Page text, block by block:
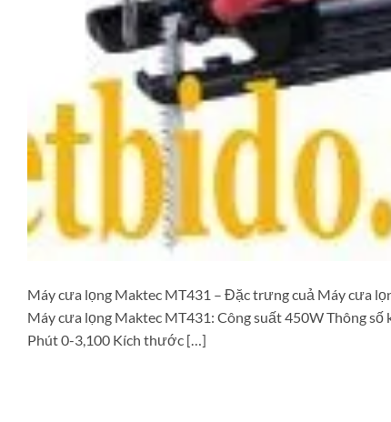
Máy cưa lọng Maktec MT431 – Đặc trưng cuả Máy cưa
Máy cưa lọng Maktec MT431: Công suất 450W Thông
Phút 0-3,100 Kích thước […]